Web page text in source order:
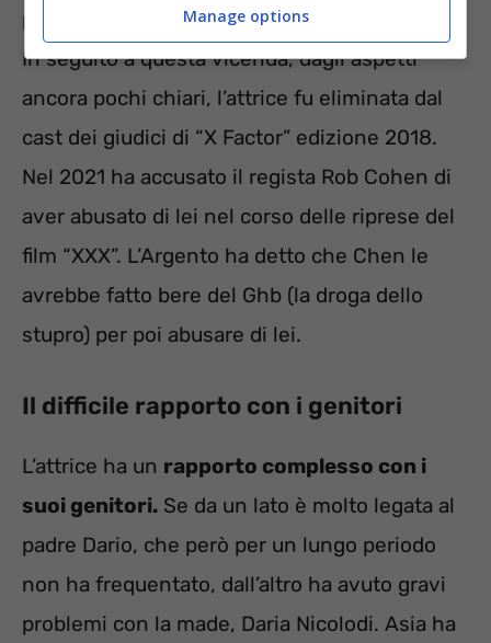
pubblicità negativa.
In seguito a questa vicenda, dagli aspetti
ancora pochi chiari, l’attrice fu eliminata dal
cast dei giudici di “X Factor” edizione 2018.
Nel 2021 ha accusato il regista Rob Cohen di
aver abusato di lei nel corso delle riprese del
film “XXX”. L’Argento ha detto che Chen le
avrebbe fatto bere del Ghb (la droga dello
stupro) per poi abusare di lei.
Il difficile rapporto con i genitori
L’attrice ha un rapporto complesso con i
suoi genitori. Se da un lato è molto legata al
padre Dario, che però per un lungo periodo
non ha frequentato, dall’altro ha avuto gravi
problemi con la made, Daria Nicolodi. Asia ha
Manage options